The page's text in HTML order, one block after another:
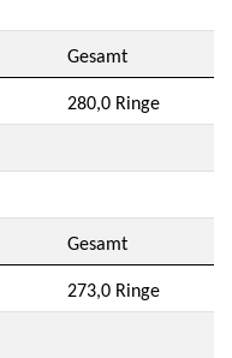
Gesamt
280,0 Ringe
Gesamt
273,0 Ringe